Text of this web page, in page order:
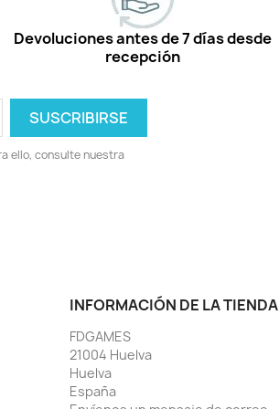
Devoluciones antes de 7 días desde
recepción
ello, consulte nuestra
INFORMACIÓN DE LA TIENDA
FDGAMES
21004 Huelva
Huelva
España